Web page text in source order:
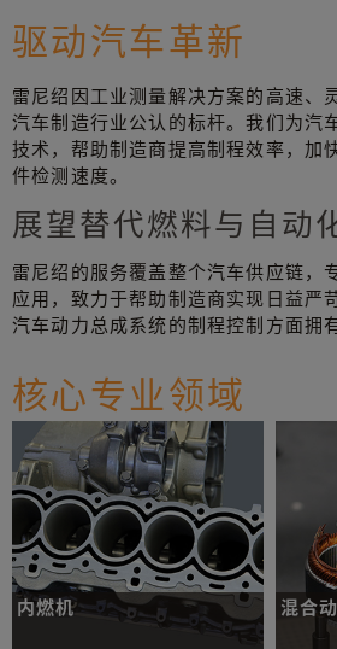
驱动汽车革新
雷尼绍因工业测量解决方案的高速、
汽车制造行业公认的标杆。我们为汽
技术，帮助制造商提高制程效率，加
件检测速度。
展望替代燃料与自动
雷尼绍的服务覆盖整个汽车供应链，
应用，致力于帮助制造商实现日益严
汽车动力总成系统的制程控制方面拥
核心专业领域
内燃机 混合